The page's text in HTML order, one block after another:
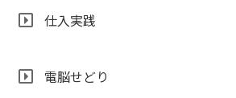
仕入実践
電脳せどり